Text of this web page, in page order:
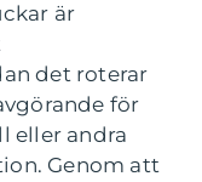
är
det roterar
för
eller andra
Genom att